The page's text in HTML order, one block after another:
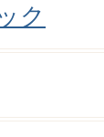
ク